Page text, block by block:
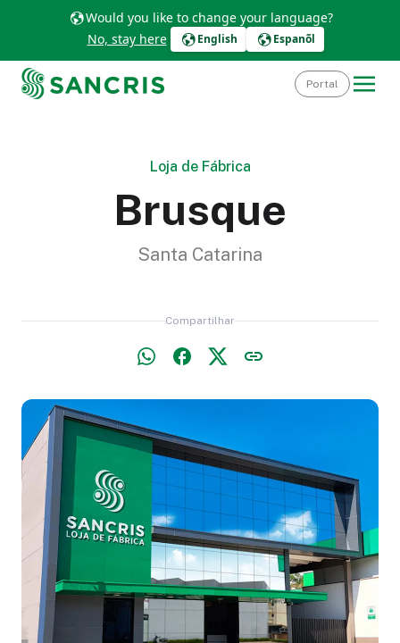
Would you like to change your language?
No, stay here
English Espanõl
Portal
Loja de Fábrica
Brusque
Santa Catarina
Compartilhar